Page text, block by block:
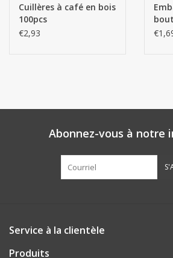
Cuillères à café en bois
100pcs
€2,93
Abonnez-vous à notre
Service à la clientèle
Produits